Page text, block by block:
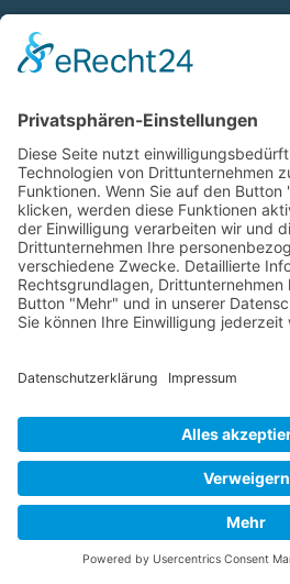
Kontakt
Acker Raum-Systeme GmbH
Ludwig-Erhard-Straße 18
acker@acker-gmbh.de
www.acker-container.com
Gerne erstellen wir Ihnen ein
kostenloses und unverbindliches